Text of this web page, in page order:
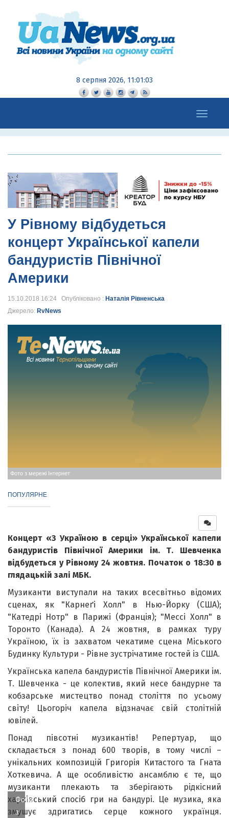
8 серпня 2026, 11:01:04
Toggle
navigation
У Рівному відбудеться
концерт Української капели
бандуристів Північної
Америки
15.10.2018 16:24 Опубліковано : Наталія Рівненська
Джерело: RvNews
Фото з мережі Інтернет
ПОПУЛЯРНЕ
Концерт «З Україною в серці» Української капели
бандуристів Північної Америки ім. Т. Шевченка
відбудеться у Рівному 24 жовтня. Початок о 18:30 в
глядацькій залі МБК.
Музиканти виступали на таких всесвітньо відомих
сценах, як "Карнеґі Холл" в Нью-Йорку (США);
"Катедрі Нотр" в Парижі (Франція); "Мессі Холл" в
Торонто (Канада). А 24 жовтня, в рамках туру
Україною, їх із захватом чекатиме сцена Міського
Будинку Культури - Рівне зустрічатиме гостей із США.
Українська капела бандуристів Північної Америки ім.
Т. Шевченка - це колектив, який несе бандурне та
кобзарське мистецтво понад століття по усьому
світу! Цьогоріч капела відзначає свій столітній
ювілей.
Понад півсотні музикантів! Репертуар, що
складається з понад 600 творів, в тому числі –
унікальних композицій Григорія Китастого та Гната
Хоткевича. А ще особливістю ансамблю є те, що
музиканти плекають та зберігають рідкісний
харківський спосіб гри на бандурі. Це музика, яка
змушує здригатись серце кожного українця.
Фото
з